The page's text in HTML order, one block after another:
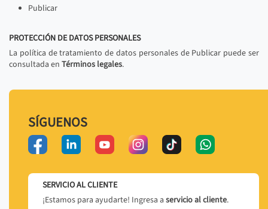
Publicar
PROTECCIÓN DE DATOS PERSONALES
La política de tratamiento de datos personales de Publicar puede ser
consultada en Términos legales.
SÍGUENOS
SERVICIO AL CLIENTE
¡Estamos para ayudarte! Ingresa a servicio al cliente.